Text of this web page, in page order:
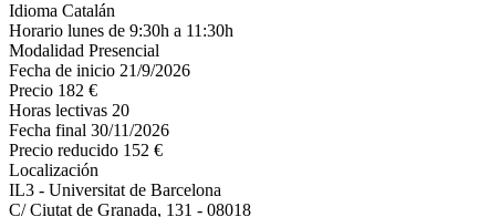
Idioma Catalán
Horario lunes de 9:30h a 11:30h
Modalidad Presencial
Fecha de inicio 21/9/2026
Precio 182 €
Horas lectivas 20
Fecha final 30/11/2026
Precio reducido 152 €
Localización
IL3 - Universitat de Barcelona
C/ Ciutat de Granada, 131 - 08018